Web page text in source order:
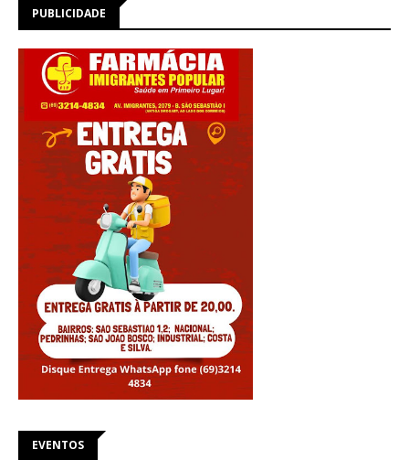
PUBLICIDADE
EVENTOS